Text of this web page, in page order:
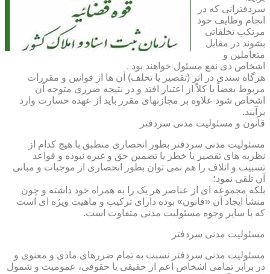
سردفترانی که در
انجام وظایف خود
مرتکب تخلفاتی
بشوند در مقابل
متعاملین و
اشخاص ذی نفع مسئول خواهند بود .
هرگاه سندی در اثر (تقصیر یا تخلف) آن ها از قوانین و مقررات
مربوط بعضاً یا کلاً از اعتبار افتد و در نتیجه ضرری متوجه آن
اشخاص شود علاوه بر مجازتهای مقرر باید از عهده خسارت وارد
برآیند.
قانون و مسئولیت مدنی سردفتر
مسئولیت مدنی سردفتر بطور انحصاری منطبق با هیچ کدام از
نظریه های تقصیر یا خطر یا تضمین حق و غیره نبوده و قواعد
تسبیب و اتلاف را هم نمی توان بطور انحصاری از موجبات و مبانی
آن تلقی نمود؛
بلکه مجموعه ای از عناصر هر یک را به همراه خود داشته و چون
منشأ ایجاد آن «قانون» بوده دارای ترکیب و ماهیت ویژه ای است
که با سایر وجوه مسئولیت مدنی متفاوت است.
مسئولیت مدنی سردفتر
مسئولیت مدنی سردفتر نسبت به تمام ضررهای مادی و معنوی و
در برابر تمامی اشخاص اعم از حقیقی یا حقوقی، عمومیت و شمول